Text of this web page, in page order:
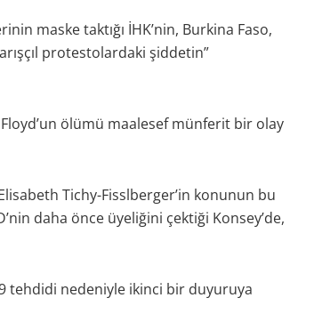
maske taktığı İHK’nin, Burkina Faso,
protestolardaki şiddetin”
ölümü maalesef münferit bir olay
Tichy-Fisslberger’in konunun bu
daha önce üyeliğini çektiği Konsey’de,
tehdidi nedeniyle ikinci bir duyuruya